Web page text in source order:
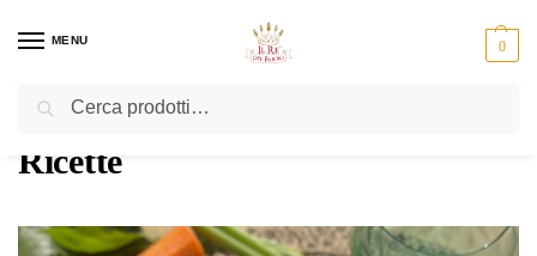
MENU 0
Home Ricette
Ricette